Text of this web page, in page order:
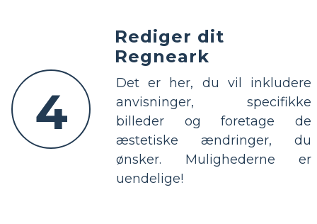
4
Rediger dit
Regneark
Det er her, du vil inkludere
anvisninger, specifikke
billeder og foretage de
æstetiske ændringer, du
ønsker. Mulighederne er
uendelige!